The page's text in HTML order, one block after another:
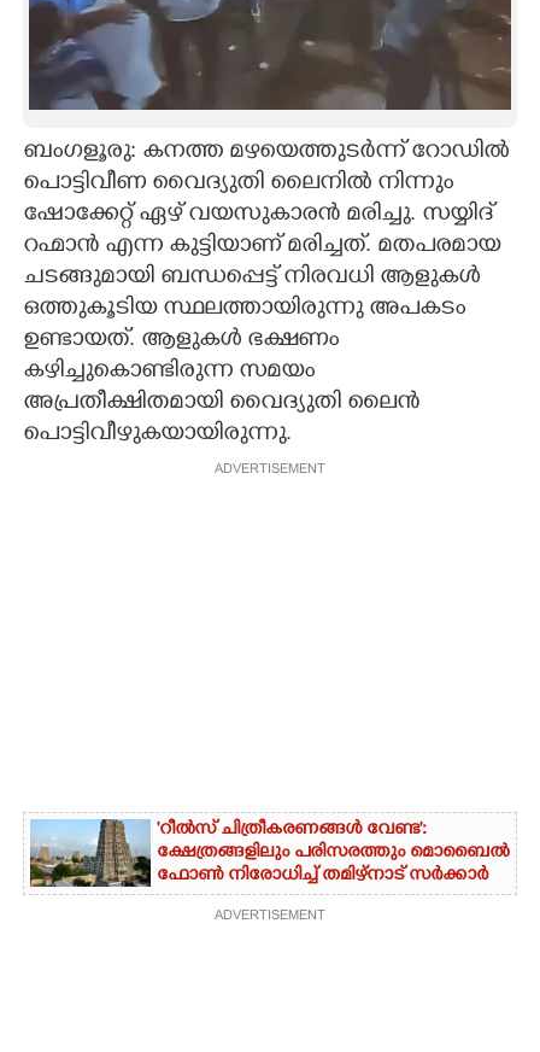
ASTRO
ZOOM
CONTACT US
ബംഗളൂരു: കനത്ത മഴയെത്തുടർന്ന് റോഡിൽ
പൊട്ടിവീണ വൈദ്യുതി ലൈനിൽ നിന്നും
ഷോക്കേറ്റ് ഏഴ് വയസുകാരൻ മരിച്ചു. സയ്യിദ്
റഹ്മാൻ എന്ന കുട്ടിയാണ് മരിച്ചത്. മതപരമായ
ചടങ്ങുമായി ബന്ധപ്പെട്ട് നിരവധി ആളുകൾ
ഒത്തുകൂടിയ സ്ഥലത്തായിരുന്നു അപകടം
ഉണ്ടായത്. ആളുകൾ ഭക്ഷണം
കഴിച്ചുകൊണ്ടിരുന്ന സമയം
അപ്രതീക്ഷിതമായി വൈദ്യുതി ലൈൻ
പൊട്ടിവീഴുകയായിരുന്നു.
ADVERTISEMENT
'റീൽസ് ചിത്രീകരണങ്ങൾ വേണ്ട':
ക്ഷേത്രങ്ങളിലും പരിസരത്തും മൊബൈൽ
ഫോൺ നിരോധിച്ച് തമിഴ്നാട് സർക്കാർ
ADVERTISEMENT